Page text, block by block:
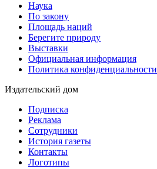
Наука
По закону
Площадь наций
Берегите природу
Выставки
Официальная информация
Политика конфиденциальности
Издательский дом
Подписка
Реклама
Сотрудники
История газеты
Контакты
Логотипы